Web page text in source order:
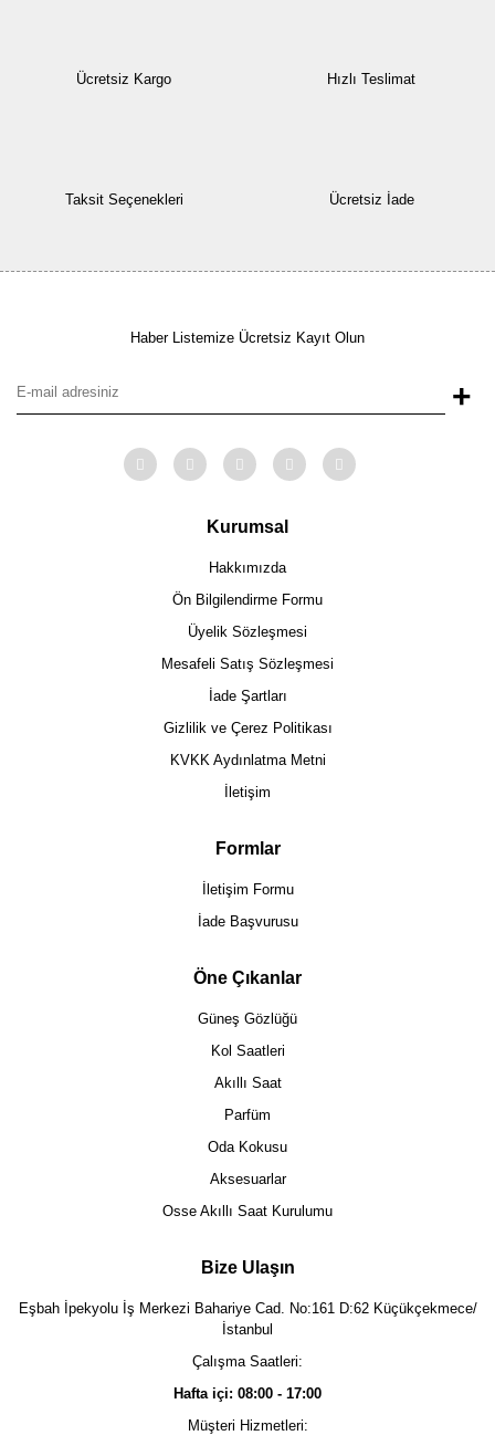
Ücretsiz Kargo Hızlı Teslimat
Taksit Seçenekleri Ücretsiz İade
Haber Listemize Ücretsiz Kayıt Olun
+
Kurumsal
Hakkımızda
Ön Bilgilendirme Formu
Üyelik Sözleşmesi
Mesafeli Satış Sözleşmesi
İade Şartları
Gizlilik ve Çerez Politikası
KVKK Aydınlatma Metni
İletişim
Formlar
İletişim Formu
İade Başvurusu
Öne Çıkanlar
Güneş Gözlüğü
Kol Saatleri
Akıllı Saat
Parfüm
Oda Kokusu
Aksesuarlar
Osse Akıllı Saat Kurulumu
Bize Ulaşın
Eşbah İpekyolu İş Merkezi Bahariye Cad. No:161 D:62 Küçükçekmece/
İstanbul
Çalışma Saatleri:
Hafta içi: 08:00 - 17:00
Müşteri Hizmetleri: